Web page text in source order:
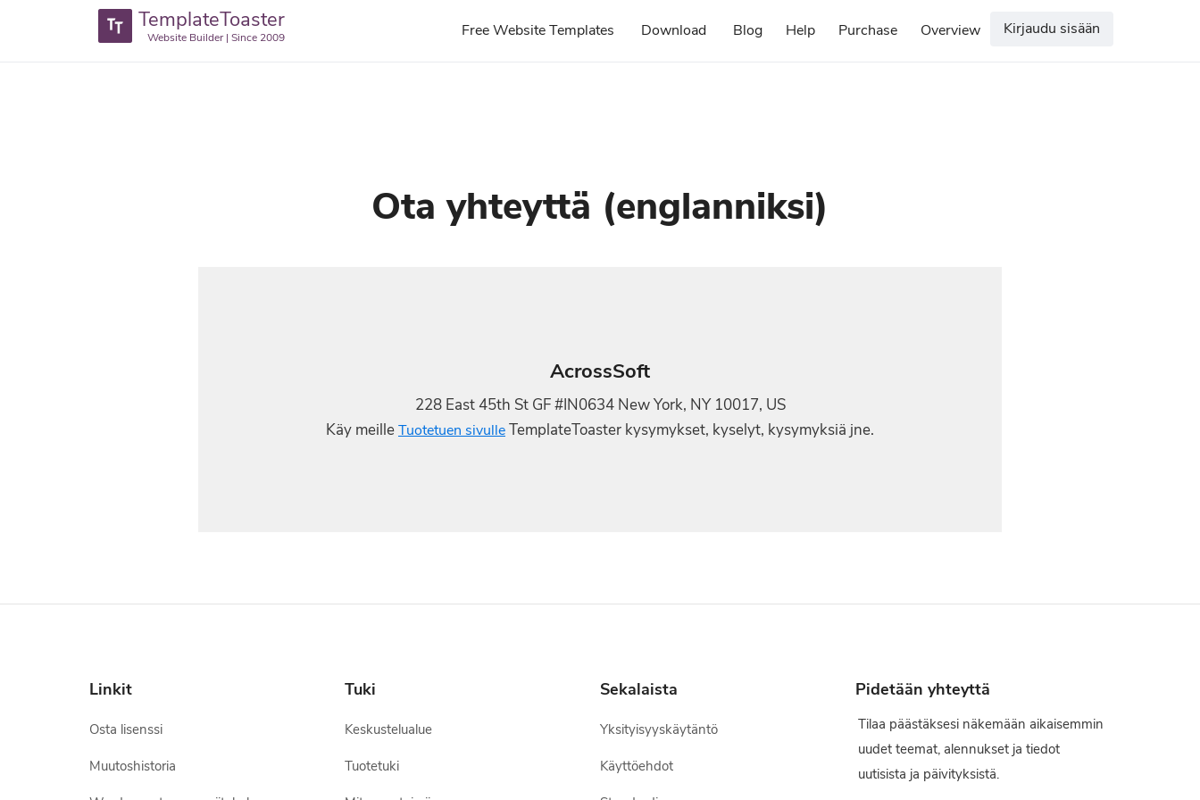
TemplateToaster
Website Builder | Since 2009 Free Website Templates Download Blog Help Purchase Overview Kirjaudu sisään
Ota yhteyttä (englanniksi)
AcrossSoft
228 East 45th St GF #IN0634 New York, NY 10017, US
Käy meilleTuotetuen sivulleTemplateToaster kysymykset, kyselyt, kysymyksiä jne.
Linkit
Osta lisenssi
Muutoshistoria
Tuki
Keskustelualue
Tuotetuki
Sekalaista
Yksityisyyskäytäntö
Käyttöehdot
Pidetään yhteyttä
Tilaa päästäksesi näkemään aikaisemmin
uudet teemat, alennukset ja tiedot
uutisista ja päivityksistä.